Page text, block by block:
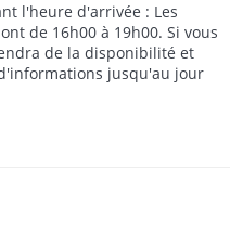
l'heure d'arrivée : Les
de 16h00 à 19h00. Si vous
de la disponibilité et
jusqu'au jour